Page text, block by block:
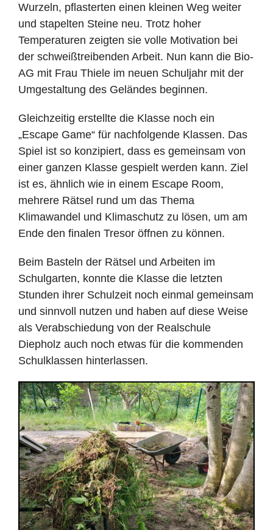
Wurzeln, pflasterten einen kleinen Weg weiter
und stapelten Steine neu. Trotz hoher
Temperaturen zeigten sie volle Motivation bei
der schweißtreibenden Arbeit. Nun kann die Bio-
AG mit Frau Thiele im neuen Schuljahr mit der
Umgestaltung des Geländes beginnen.
Gleichzeitig erstellte die Klasse noch ein
„Escape Game“ für nachfolgende Klassen. Das
Spiel ist so konzipiert, dass es gemeinsam von
einer ganzen Klasse gespielt werden kann. Ziel
ist es, ähnlich wie in einem Escape Room,
mehrere Rätsel rund um das Thema
Klimawandel und Klimaschutz zu lösen, um am
Ende den finalen Tresor öffnen zu können.
Beim Basteln der Rätsel und Arbeiten im
Schulgarten, konnte die Klasse die letzten
Stunden ihrer Schulzeit noch einmal gemeinsam
und sinnvoll nutzen und haben auf diese Weise
als Verabschiedung von der Realschule
Diepholz auch noch etwas für die kommenden
Schulklassen hinterlassen.